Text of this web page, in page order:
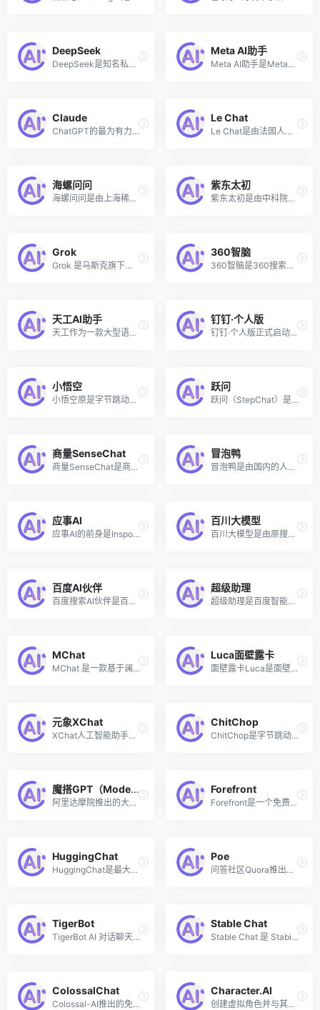
DeepSeek
DeepSeek是知名私募巨头幻方量化旗下的人工智能公司深度求索（DeepSeek）自主研发的大语言模型开发的智能助手，可以进行自然语言处理、问答系统、智能对话、智能推荐、智能写作和智能客服等多种任务。
Meta AI助手
Meta AI助手是Meta公司推出的一款基于Llama 3模型的免费AI聊天机器人，被集成在Facebook、Instagram、WhatsApp和Messenger等Meta旗下的社交应用和网页版Meta.ai中。
Claude
ChatGPT的最为有力的竞争对手之一
Le Chat
Le Chat是由法国人工智能初创公司Mistral推出的一个AI对话聊天助手，旨在通过与用户的互动，提供一个教育性和有趣的方式来探索Mistral AI的技术。Le Chat可以基于 Mistral AI 提供的三个不同语言模型进行对话，包括Mistral Large、Mistral Small以及一个名为Mistral Next的模型。
海螺问问
海螺问问是由上海稀宇科技有限公司（即大模型初创公司MiniMax）推出的一个免费的AI智能聊天机器人助理，该AI聊天机器人的前身是应事AI，提供知识问答、智能创作、语音聊天等功能。相较于其他的AI对话助手，海螺问问的优势在于可进行逼真的语音对话，无论是语气、语调、语速还是情绪都十分的自然，与真人接近，还提供免费的语音克隆！
紫东太初
紫东太初是由中科院自动化所和武汉人工智能研究院联合推出的一个全模态大模型，它是在千亿参数多模态大模型“紫东太初1.0”基础上升级打造的2.0版本。紫东太初大模型支持多轮问答、文本创作、图像生成、3D理解、信号分析等全面问答任务，具有强大的认知、理解、创作能力，能够带来全新的互动体验。
Grok
Grok 是马斯克旗下的xAI公司最新推出的人工智能助手，一个与 ChatGPT 类似的聊天机器人，关键的区别之处在于 Grok 可以实时访问 𝕏（原Twitter）数据，可以为用户提供最新且独特的信息。
360智脑
360智脑是360搜索最新推出的AI对话聊天机器人，拥有独特的语言理解能力，通过实时对话，解答疑惑、探索灵感，用AI技术帮人类打开智慧的大门。
天工AI助手
天工作为一款大型语言模型，拥有强大的自然语言处理和智能交互能力，能够实现智能问答、聊天互动、文本生成等多种应用场景，并且具有丰富的知识储备，涵盖科学、技术、文化、艺术、历史等领域。该模型由昆仑万维与奇点智源联合研发，是国内首个对标 ChatGPT 的双千亿大语言模型。
钉钉·个人版
钉钉·个人版正式启动内测，所有用户皆可在钉钉官网申请加入测试，实测申请速度只需几分钟，其个人空间应该是基于钉钉收购的「wolai我来」在线协同文档并结合阿里的AI大模型打造而来。据介绍，钉钉个人版以AI为核心，提供“贾维斯”文生文AI和“缪斯”文生图AI。用户可通过自然语言对话，解答各种问题、制定策划方案或者绘画。
小悟空
小悟空原是字节跳动推出的综合类搜索引擎“悟空搜索”，现已更名并转型为 AI 对话助手和个人助理。通过与小悟空对话，可以看出其内核是与字节此前推出的 豆包 AI聊天机器人同款，但相比豆包提供了更多开箱即用的预设工具，支持智能对话和多种内容创作功能。
跃问
跃问（StepChat）是由人工智能初创公司阶跃星辰（StepFun）开发的AI聊天机器人，能够为用户提供专业且有帮助的回答。除支持连续的多轮对话外，跃问还支持多模态能力，可理解图片物体、总结文档信息和解析网页内容等。
商量SenseChat
商量SenseChat是商汤科技基于自研的大型人工智能模型体系“日日新”(SenseNova)所开发的AI聊天助手，能够协助用户完成各种复杂的AIGC任务，包括多轮对话、逻辑推理、语言纠错、内容创作和情感分析等多种功能。
冒泡鸭
冒泡鸭是由国内的人工智能初创公司阶跃星辰推出的AI聊天机器人，基于其自研的多模态大模型技术，能够理解和回应用户的提问，提供信息、解答疑惑、激发创意以及进行深度的聊天交流。
应事AI
应事AI的前身是Inspo，是基于MiniMax最新一代中文大语言模型的AI聊天机器人，已通过备案并向社会开放。应事是您值得信赖的AI智能助理，可帮助高效写作、激发灵感、获取知识、做出决策。
百川大模型
百川大模型是由原搜狗CEO王小川成立的大模型公司百川智能创造的大语言模型，可以和人类进行自然交流、解答问题、协助创作，帮助大众轻松、普惠的获得世界知识和专业服务。目前，百川大模型已获批向全社会开放服务，用户可访问其官网体验其在线AI对话功能。
百度AI伙伴
百度搜索AI伙伴是百度最新上线的基于文心大模型的AI搜索对话工具，用户可在桌面端或移动端的百度点击右上角的AI图标，即可进入该界面，或直接访问chat.baidu.com，使用前需要登录百度账号。
超级助理
超级助理是百度智能云推出的一款基于文心一言的AI原生应用和伴随式Copilot助理，是一个功能强大、使用方便、面向所有人应用的智能助手，可满足日常生活和工作中的各种需求。
MChat
MChat 是一款基于澜舟科技自研的孟子生成式大模型技术（孟子 GPT）的 AI 对话机器人，可与用户进行多轮次场景化的对话，能够通过智能对话帮助用户完成特定场景中的多种工作任务。
Luca面壁露卡
面壁露卡Luca是面壁智能最新推出的千亿多模态大模型智能对话助手，基于面壁智能的新一代大语言模型，能与用户进行互动对话，帮助用户了解世界知识、激发创作灵感、理解图片内容、处理数理逻辑、编写程序代码，以更好地获取信息、做出规划、解决问题。
元象XChat
XChat人工智能助手是基于元象科技自研的XVERSE通用大模型，融合了意图理解、信息检索以及强化学习技术，结合有监督微调与人类意图对齐，在知识问答、文本创作领域表现突出，可帮助用户回答问题、提供信息和执行各种任务。
ChitChop
ChitChop是字节跳动在海外上线的一款免费大模型产品和人工智能助手工具箱，可以为用户提供多达200+的智能机器人服务，通过提供创造性灵感、提高工作效率等方式来服务用户的学习、工作和生活。值得注意的是，该款产品与抖音集团旗下AI产品“小悟空”类似，都是基于云雀大语言模型创建的AI小工具合集，只是网页外观有些许改动。
魔搭GPT（ModelScopeGPT）
阿里达摩院推出的大小模型协同的智能助手，具备作诗、绘画、视频生成、语音播放等多模态能力
Forefront
Forefront是一个免费的基于GPT-4模型套壳的AI聊天机器人，提供更好的ChatGPT使用体验。用户可以在GPT-4和GPT-3.5模型间切换，注册即可访问GPT-4、图像生成、自定义人物角色、可共享聊天等。
HuggingChat
HuggingChat是最大的开源AI社区「HuggingFace」推出的类ChatGPT在线聊天机器人，基于开源的「Open Assistant」的300亿参数模型，该聊天机器人无需注册可直接免费使用。
Poe
问答社区Quora推出的问答机器人工具
TigerBot
TigerBot AI 对话聊天机器人由国内公司虎博科技最新推出，基于其自研多模态大语言模型TigerBot，该模型包含70亿参数和1800亿参数两个版本，均对外开源。支持文章创作、表格数据统计、尝试问答等，并支持多模态，能生成图片绘画。
Stable Chat
Stable Chat 是 Stability AI 最新推出的一款类似于 ChatGPT 或 Claude 的对话式 AI 助手的研究预览版，旨在成为研究人员和 AI 爱好者评估 Stability AI 模型的功能和安全性的一种方式，该 AI 聊天机器人基于 Stable Beluga 大语言模型。
ColossalChat
Colossal-AI推出的免费开源版ChatGPT聊天机器人替代品
Character.AI
创建虚拟角色并与其对话